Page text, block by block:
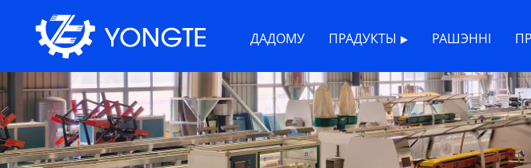
ДАДОМУ ПРАДУКТЫ РАШЭННІ